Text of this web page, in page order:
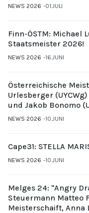
NEWS 2026 01.JULI
Finn-ÖSTM: Michael
Staatsmeister 2026!
NEWS 2026 16.JUNI
Österreichische
Urlesberger
und Jakob Bonomo
Gubi (UYCMo)
NEWS 2026 10.JUNI
Cape31: STELLA
NEWS 2026 10.JUNI
Melges 24: "Angry
Steuermann Matteo
Meisterschaift, Anna